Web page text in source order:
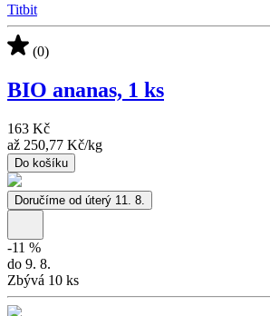
Titbit
(0)
BIO ananas, 1 ks
163 Kč
až 250,77 Kč/kg
Do košíku
Doručíme od úterý 11. 8.
-11 %
do 9. 8.
Zbývá 10 ks